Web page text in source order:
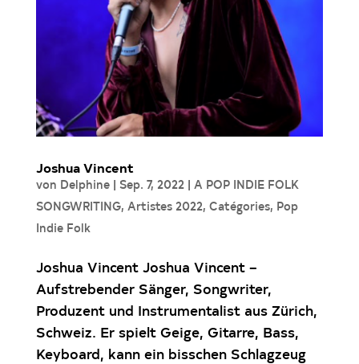
Joshua Vincent
von Delphine| Sep. 7, 2022| A POP INDIE FOLK
SONGWRITING, Artistes 2022, Catégories, Pop
Indie Folk
Joshua Vincent Joshua Vincent –
Aufstrebender Sänger, Songwriter,
Produzent und Instrumentalist aus Zürich,
Schweiz. Er spielt Geige, Gitarre, Bass,
Keyboard, kann ein bisschen Schlagzeug